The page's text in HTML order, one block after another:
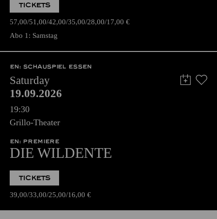
TICKETS
57,00 51,00 42,00 35,00 28,00 17,00 €
Abo 1: Samstag
EN: SCHAUSPIEL ESSEN
Saturday
19.09.2026
19:30
Grillo-Theater
EN: PREMIERE
DIE WILDENTE
TICKETS
39,00 33,00 25,00 16,00 €